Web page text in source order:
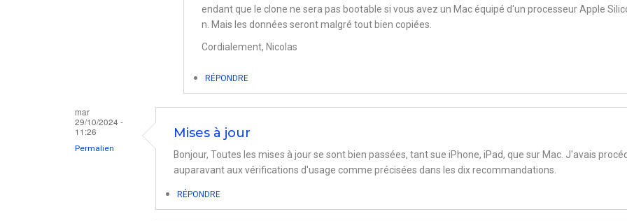
de
Mac
endant que le clone ne sera pas bootable si vous avez un Mac équipé d'un processeur Apple
n. Mais les données seront malgré tout bien copiées.
Cordialement, Nicolas
RÉPONDRE
mar
29/10/2024 -
11:26
Permalien
Mises à jour
Bonjour, Toutes les mises à jour se sont bien passées, tant sue iPhone, iPad, que sur Mac. J'avais
auparavant aux vérifications d'usage comme précisées dans les dix recommandations.
RÉPONDRE